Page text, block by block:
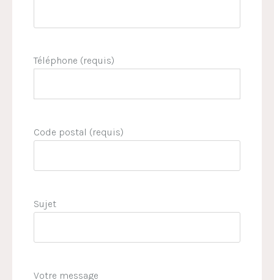
Téléphone (requis)
Code postal (requis)
Sujet
Votre message